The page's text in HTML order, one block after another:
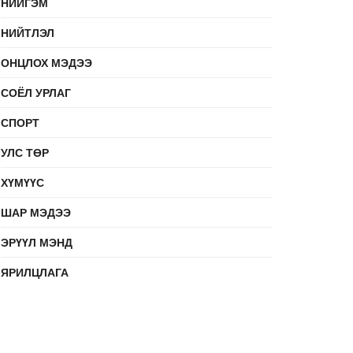
НИЙТЛЭЛ
ОНЦЛОХ МЭДЭЭ
СОЁЛ УРЛАГ
СПОРТ
УЛС ТӨР
ХҮМҮҮС
ШАР МЭДЭЭ
ЭРҮҮЛ МЭНД
ЯРИЛЦЛАГА